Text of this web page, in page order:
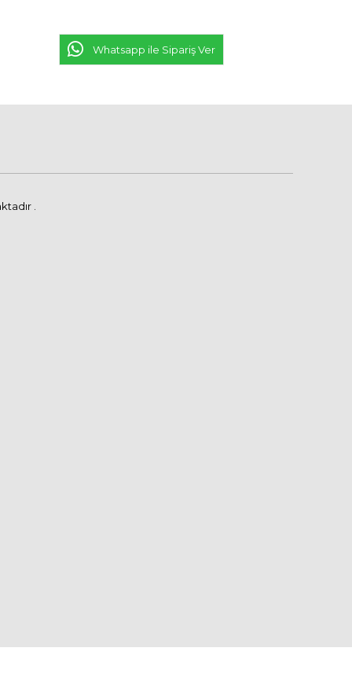
Whatsapp ile Sipariş Ver
.